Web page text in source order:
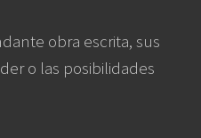
obra escrita, sus
o las posibilidades